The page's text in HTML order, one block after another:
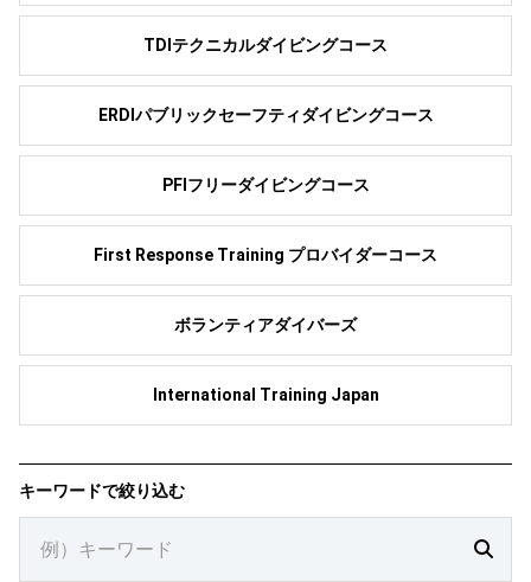
TDIテクニカルダイビングコース
ERDIパブリックセーフティダイビングコース
PFIフリーダイビングコース
First Response Training プロバイダーコース
ボランティアダイバーズ
International Training Japan
キーワードで絞り込む